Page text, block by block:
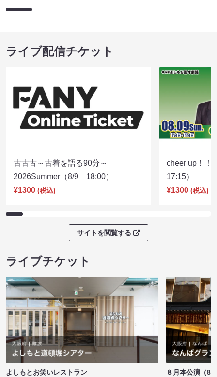
ライブ配信チケット
古古古～古着を語る90分～
2026Summer（8/9 18:00）
¥1300 (税込)
cheer up！
17:15）
¥1300 (税込)
サイトを閲覧する
ライブチケット
よしもとお笑いレストラン
８月本公演（8/